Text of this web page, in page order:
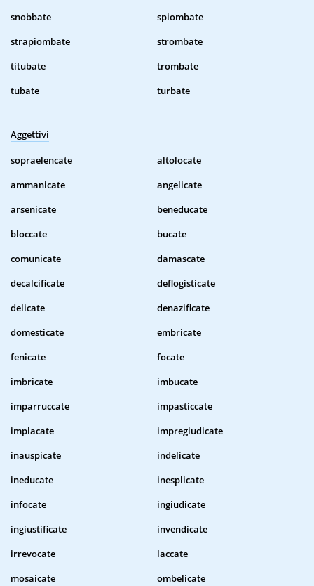
snobbate
spiombate
strapiombate
strombate
titubate
trombate
tubate
turbate
Aggettivi
sopraelencate
altolocate
ammanicate
angelicate
arsenicate
beneducate
bloccate
bucate
comunicate
damascate
decalcificate
deflogisticate
delicate
denazificate
domesticate
embricate
fenicate
focate
imbricate
imbucate
imparruccate
impasticcate
implacate
impregiudicate
inauspicate
indelicate
ineducate
inesplicate
infocate
ingiudicate
ingiustificate
invendicate
irrevocate
laccate
mosaicate
ombelicate